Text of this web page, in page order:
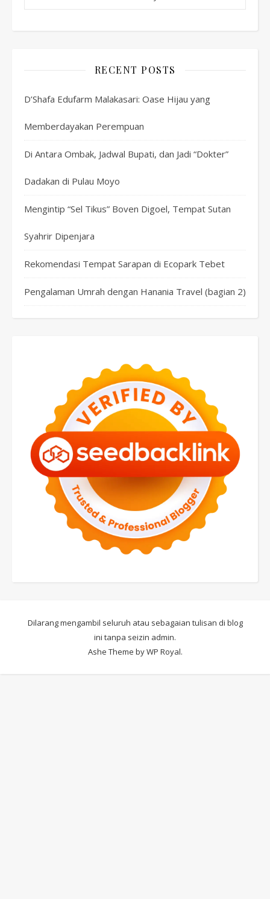
RECENT POSTS
D’Shafa Edufarm Malakasari: Oase Hijau yang
Memberdayakan Perempuan
Di Antara Ombak, Jadwal Bupati, dan Jadi “Dokter”
Dadakan di Pulau Moyo
Mengintip “Sel Tikus” Boven Digoel, Tempat Sutan
Syahrir Dipenjara
Rekomendasi Tempat Sarapan di Ecopark Tebet
Pengalaman Umrah dengan Hanania Travel (bagian 2)
Dilarang mengambil seluruh atau sebagaian tulisan di blog
ini tanpa seizin admin.
Ashe Theme byWP Royal.